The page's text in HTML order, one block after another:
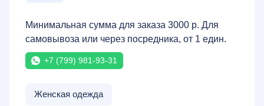
Минимальная сумма для заказа 3000 р. Для
самовывоза или через посредника, от 1 един.
+7 (799) 981-93-31
Женская одежда